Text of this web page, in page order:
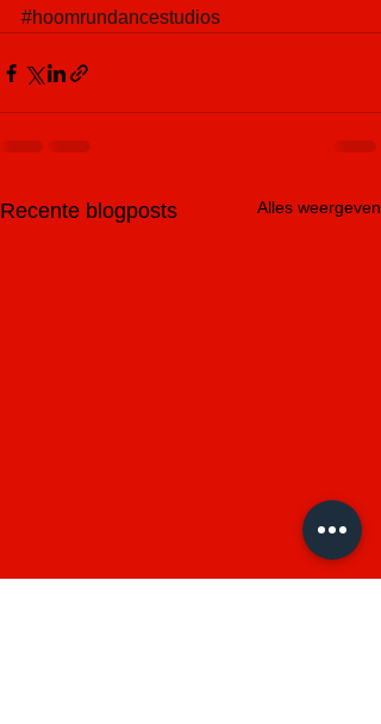
#hoomrundancestudios
Recente blogposts Alles weergeven